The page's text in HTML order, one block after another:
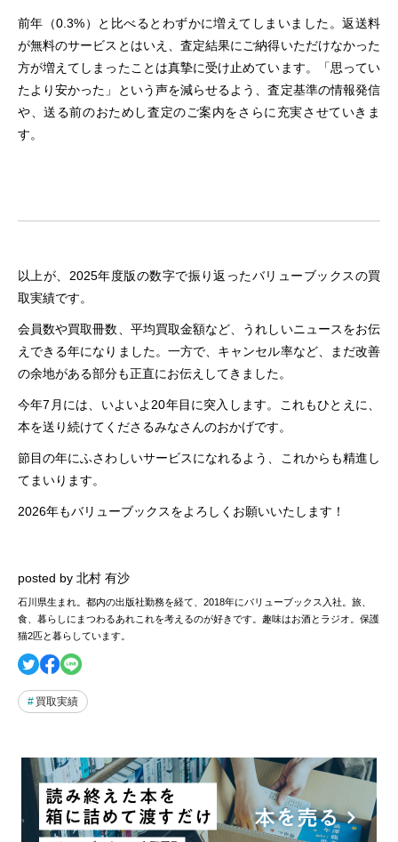
前年（0.3%）と比べるとわずかに増えてしまいました。返送料
が無料のサービスとはいえ、査定結果にご納得いただけなかった
方が増えてしまったことは真摯に受け止めています。「思ってい
たより安かった」という声を減らせるよう、査定基準の情報発信
や、送る前のおためし査定のご案内をさらに充実させていきま
す。
以上が、2025年度版の数字で振り返ったバリューブックスの買
取実績です。
会員数や買取冊数、平均買取金額など、うれしいニュースをお伝
えできる年になりました。一方で、キャンセル率など、まだ改善
の余地がある部分も正直にお伝えしてきました。
今年7月には、いよいよ20年目に突入します。これもひとえに、
本を送り続けてくださるみなさんのおかげです。
節目の年にふさわしいサービスになれるよう、これからも精進し
てまいります。
2026年もバリューブックスをよろしくお願いいたします！
posted by 北村 有沙
石川県生まれ。都内の出版社勤務を経て、2018年にバリューブックス入社。旅、
食、暮らしにまつわるあれこれを考えるのが好きです。趣味はお酒とラジオ。保護
猫2匹と暮らしています。
買取実績